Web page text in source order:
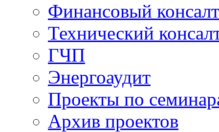
Финансовый
Технический
ГЧП
Энергоаудит
Проекты по
Архив проектов